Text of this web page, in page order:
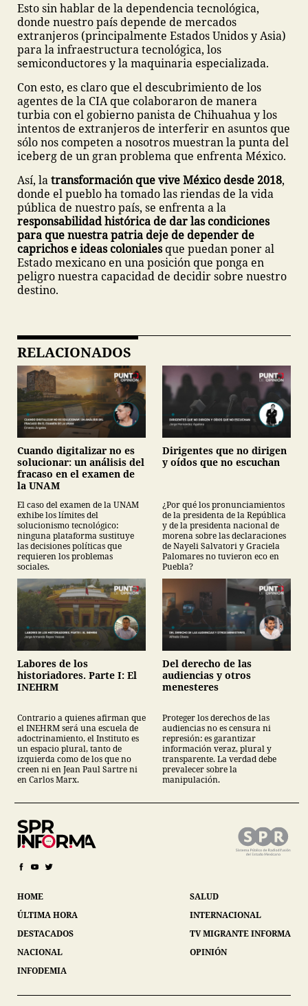
Esto sin hablar de la dependencia tecnológica,
donde nuestro país depende de mercados
extranjeros (principalmente Estados Unidos y Asia)
para la infraestructura tecnológica, los
semiconductores y la maquinaria especializada.
Con esto, es claro que el descubrimiento de los
agentes de la CIA que colaboraron de manera
turbia con el gobierno panista de Chihuahua y los
intentos de extranjeros de interferir en asuntos que
sólo nos competen a nosotros muestran la punta del
iceberg de un gran problema que enfrenta México.
Así, latransformación que vive México desde 2018,
donde el pueblo ha tomado las riendas de la vida
pública de nuestro país, se enfrenta a la
responsabilidad histórica de dar las condiciones
para que nuestra patria deje de depender de
caprichos e ideas colonialesque puedan poner al
Estado mexicano en una posición que ponga en
peligro nuestra capacidad de decidir sobre nuestro
destino.
RELACIONADOS
Cuando digitalizar no es
solucionar: un análisis del
fracaso en el examen de
la UNAM
El caso del examen de la UNAM
exhibe los límites del
solucionismo tecnológico:
ninguna plataforma sustituye
las decisiones políticas que
requieren los problemas
sociales.
Dirigentes que no dirigen
y oídos que no escuchan
¿Por qué los pronunciamientos
de la presidenta de la República
y de la presidenta nacional de
morena sobre las declaraciones
de Nayeli Salvatori y Graciela
Palomares no tuvieron eco en
Puebla?
Labores de los
historiadores. Parte I: El
INEHRM
Contrario a quienes afirman que
el INEHRM será una escuela de
adoctrinamiento, el Instituto es
un espacio plural, tanto de
izquierda como de los que no
creen ni en Jean Paul Sartre ni
en Carlos Marx.
Del derecho de las
audiencias y otros
menesteres
Proteger los derechos de las
audiencias no es censura ni
represión: es garantizar
información veraz, plural y
transparente. La verdad debe
prevalecer sobre la
manipulación.
HOME
ÚLTIMA HORA
DESTACADOS
NACIONAL
INFODEMIA
SALUD
INTERNACIONAL
TV MIGRANTE INFORMA
OPINIÓN